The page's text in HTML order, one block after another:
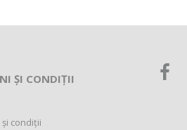
ȘI CONDIȚII
condiții